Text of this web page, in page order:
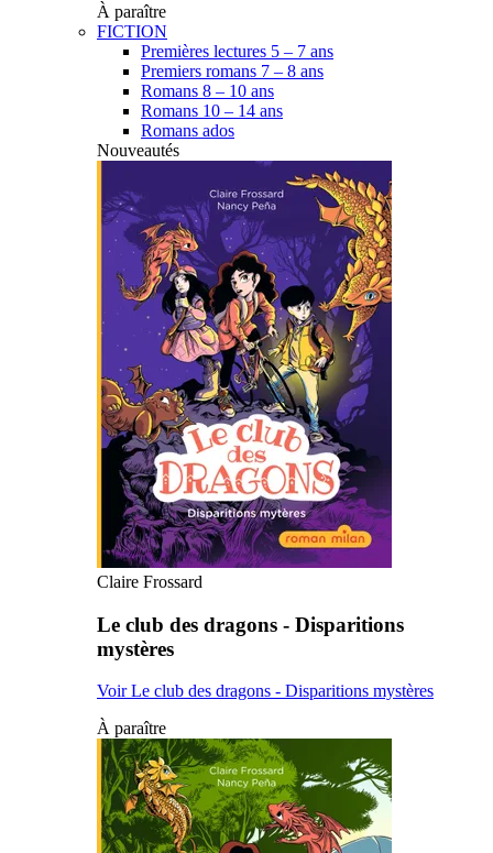
À paraître
FICTION
Premières lectures 5 – 7 ans
Premiers romans 7 – 8 ans
Romans 8 – 10 ans
Romans 10 – 14 ans
Romans ados
Nouveautés
Claire Frossard
Le club des dragons - Disparitions
mystères
Voir Le club des dragons - Disparitions mystères
À paraître